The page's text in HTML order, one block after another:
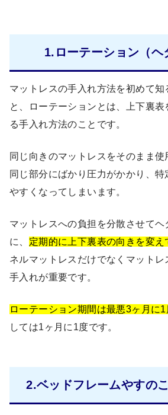
1.ローテーション（ヘ
マットレスの手入れ方法を初めて知
と、ローテーションとは、上下裏表
る手入れ方法のことです。
同じ向きのマットレスをそのまま使
同じ部分にばかり圧力がかかり、特
やすくなってしまいます。
マットレスへの負担を分散させて
に、 定期的に上下裏表の向きを変え
ネルマットレスだけでなくマットレ
手入れが重要です。
ローテーション期間は最悪3ヶ月に
しては1ヶ月に1度です。
2.ベッドフレームやすの